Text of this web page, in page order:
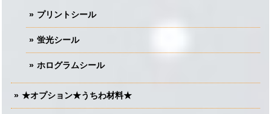
プリントシール
蛍光シール
ホログラムシール
★オプション★うちわ材料★